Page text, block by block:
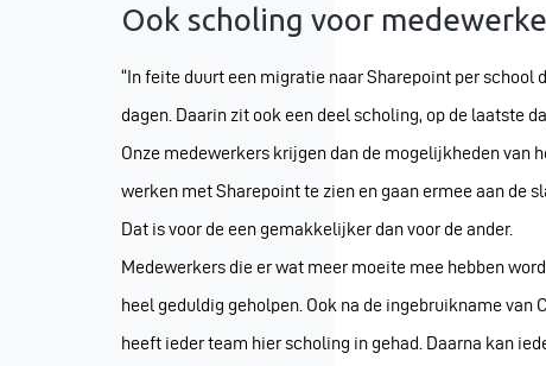
Ook scholing voor
“In feite duurt een migratie naar Sharepoint per school
dagen. Daarin zit ook een deel scholing, op de laatste
Onze medewerkers krijgen dan de mogelijkheden van
werken met Sharepoint te zien en gaan ermee aan de
Dat is voor de een gemakkelijker dan voor de ander.
Medewerkers die er wat meer moeite mee hebben
heel geduldig geholpen. Ook na de ingebruikname van
heeft ieder team hier scholing in gehad. Daarna kan